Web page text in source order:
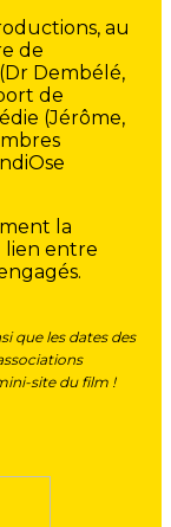
au
de
Dembélé,
de
(Jérôme,
la
lien entre
que les dates des
site du film !